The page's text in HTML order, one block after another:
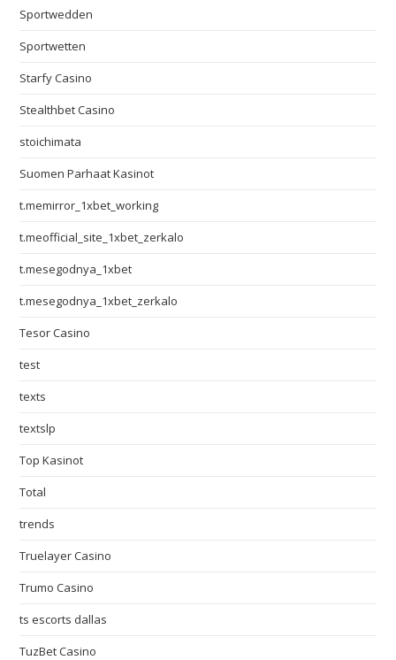
Sportwedden
Sportwetten
Starfy Casino
Stealthbet Casino
stoichimata
Suomen Parhaat Kasinot
t.memirror_1xbet_working
t.meofficial_site_1xbet_zerkalo
t.mesegodnya_1xbet
t.mesegodnya_1xbet_zerkalo
Tesor Casino
test
texts
textslp
Top Kasinot
Total
trends
Truelayer Casino
Trumo Casino
ts escorts dallas
TuzBet Casino